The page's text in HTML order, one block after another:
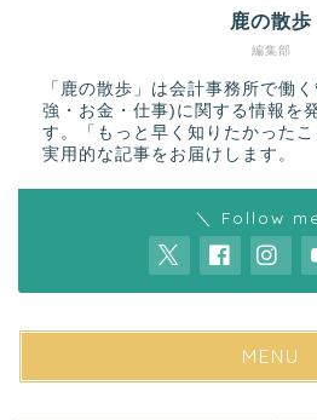
編集部
鹿の散歩
「鹿の散歩」は会計事務所で働
強・お金・仕事)に関する情報を
す。「もっと早く知りたかった
実用的な記事をお届けします。
＼ Follow
MENU